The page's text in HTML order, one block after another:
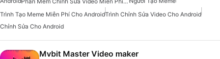
Trình Tạo Meme Miễn Phí Cho AndroidTrình Chỉnh Sửa Video Cho Android
Chỉnh Sửa Cho Android
Mvbit Master Video maker